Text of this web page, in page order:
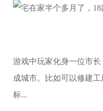
游戏中玩家化身一位市
成城市。比如可以修建
标...